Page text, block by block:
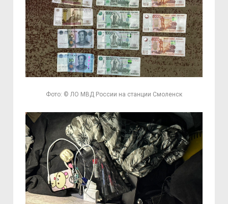
Фото: © ЛО МВД России на станции Смоленск